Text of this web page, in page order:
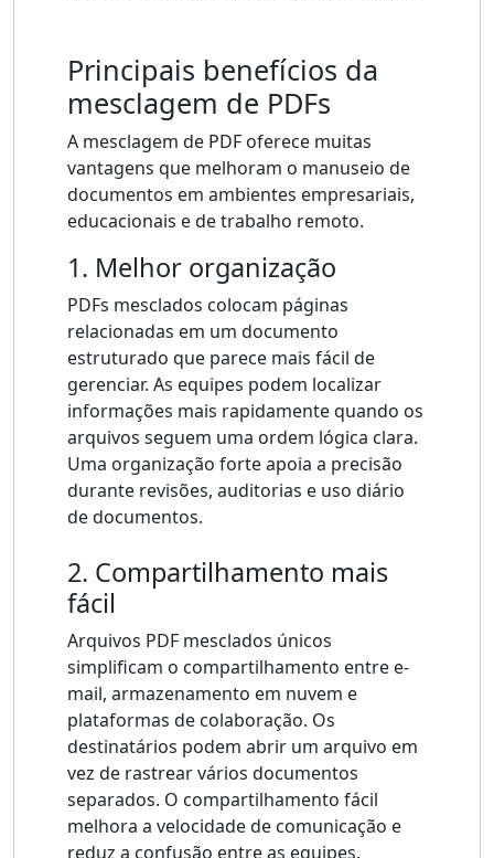
Principais benefícios da
mesclagem de PDFs
A mesclagem de PDF oferece muitas
vantagens que melhoram o manuseio de
documentos em ambientes empresariais,
educacionais e de trabalho remoto.
1. Melhor organização
PDFs mesclados colocam páginas
relacionadas em um documento
estruturado que parece mais fácil de
gerenciar. As equipes podem localizar
informações mais rapidamente quando os
arquivos seguem uma ordem lógica clara.
Uma organização forte apoia a precisão
durante revisões, auditorias e uso diário
de documentos.
2. Compartilhamento mais
fácil
Arquivos PDF mesclados únicos
simplificam o compartilhamento entre e-
mail, armazenamento em nuvem e
plataformas de colaboração. Os
destinatários podem abrir um arquivo em
vez de rastrear vários documentos
separados. O compartilhamento fácil
melhora a velocidade de comunicação e
reduz a confusão entre as equipes.